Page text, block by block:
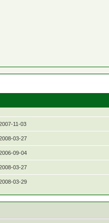
11-03
03-27
09-04
03-27
03-29